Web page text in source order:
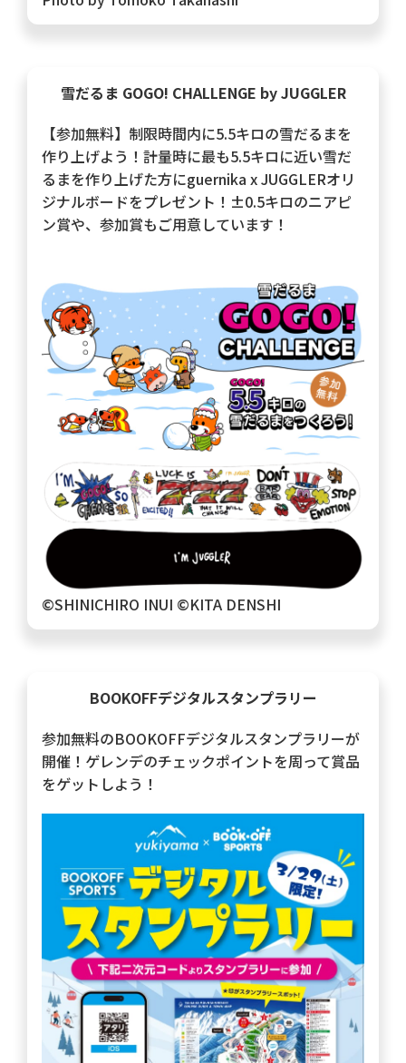
雪だるま GOGO! CHALLENGE by JUGGLER
【参加無料】制限時間内に5.5キロの雪だるまを
作り上げよう！計量時に最も5.5キロに近い雪だ
るまを作り上げた方にguernika x JUGGLERオリ
ジナルボードをプレゼント！±0.5キロのニアピ
ン賞や、参加賞もご用意しています！
©️SHINICHIRO INUI ©️KITA DENSHI
BOOKOFFデジタルスタンプラリー
参加無料のBOOKOFFデジタルスタンプラリーが
開催！ゲレンデのチェックポイントを周って賞品
をゲットしよう！